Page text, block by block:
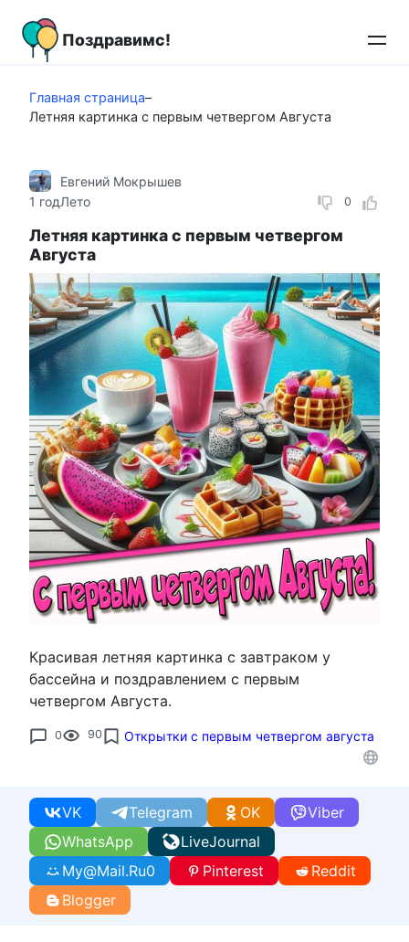
контенту
Поздравимс!
Главная страница–
Летняя картинка с первым четвергом Августа
0
Евгений Мокрышев
1 годЛето
Летняя картинка с первым четвергом
Августа
Красивая летняя картинка с завтраком у
бассейна и поздравлением с первым
четвергом Августа.
0 90 Открытки с первым четвергом августа
WhatsApp
VK Telegram Viber
OK
LiveJournal
My@Mail.Ru0 Pinterest
Reddit
Blogger